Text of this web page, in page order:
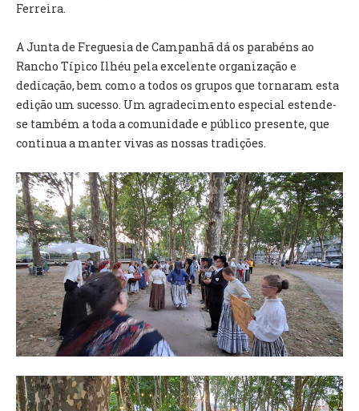
CEMITÉRIO
ATESTADOS
VENDA AMBULANTE
EMPREGO (GIP)
APOIO AOS DESEMPREGADOS
APOIO ÀS EMPRESAS
OFERTAS DE EMPREGO
CONTACTO E HORÁRIO GIP
CONTACTOS
Ferreira.
A Junta de Freguesia de Campanhã dá os parabéns ao
Rancho Típico Ilhéu pela excelente organização e
dedicação, bem como a todos os grupos que tornaram esta
edição um sucesso. Um agradecimento especial estende-
se também a toda a comunidade e público presente, que
continua a manter vivas as nossas tradições.